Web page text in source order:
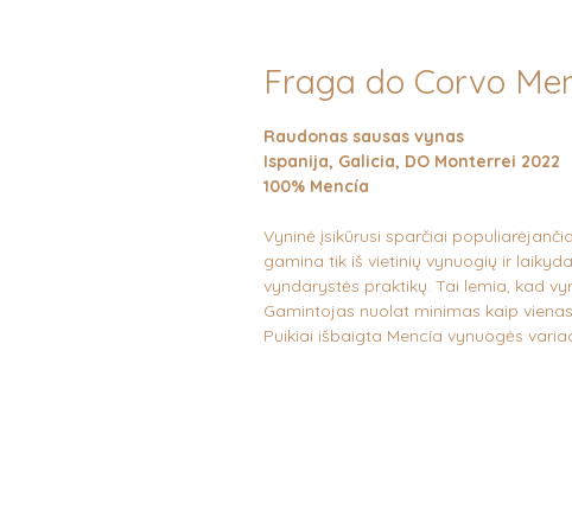
Fraga do Corvo
Raudonas sausas vynas
Ispanija, Galicia, DO Monterrei 2022
100% Mencía
Vyninė įsikūrusi sparčiai
gamina tik iš vietinių vynuogių ir
vyndarystės praktikų. Tai lemia, kad
Gamintojas nuolat minimas kaip
Puikiai išbaigta Mencía vynuogės